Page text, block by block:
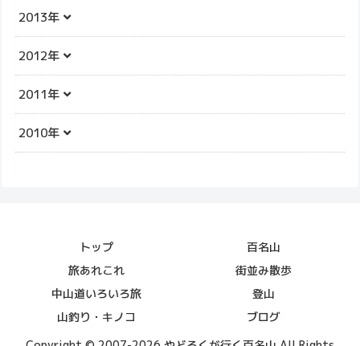
2013年
2012年
2011年
2010年
トップ
百名山
旅あれこれ
街並み散歩
中山道いろいろ旅
登山
山釣り・キノコ
ブログ